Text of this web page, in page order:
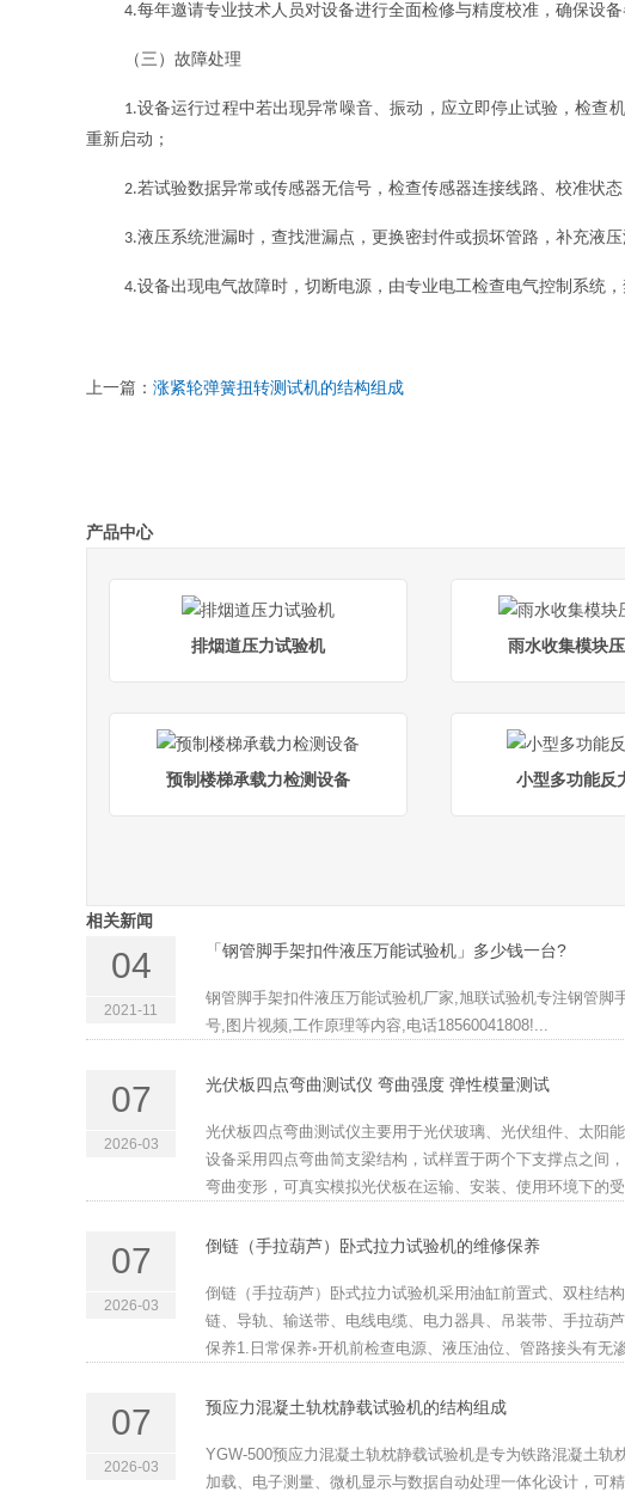
4.每年邀请专业技术人员对设备进行全面检修与精度校准，确保设
（三）故障处理
1.设备运行过程中若出现异常噪音、振动，应立即停止试验，检查
重新启动；
2.若试验数据异常或传感器无信号，检查传感器连接线路、校准状
3.液压系统泄漏时，查找泄漏点，更换密封件或损坏管路，补充液压
4.设备出现电气故障时，切断电源，由专业电工检查电气控制系统
上一篇： 涨紧轮弹簧扭转测试机的结构组成
产品中心
排烟道压力试验机 雨水收集模块
预制楼梯承载力检测设备
小型多功能反
相关新闻
04
2021-11
「钢管脚手架扣件液压万能试验机」多少钱一台?
钢管脚手架扣件液压万能试验机厂家,旭联试验机专注钢管
号,图片视频,工作原理等内容,电话18560041808!...
07
2026-03
光伏板四点弯曲测试仪 弯曲强度 弹性模量测试
光伏板四点弯曲测试仪主要用于光伏玻璃、光伏组件、太阳
设备采用四点弯曲简支梁结构，试样置于两个下支撑点之间
弯曲变形，可真实模拟光伏板在运输、安装、使用环境下的受
07
2026-03
倒链（手拉葫芦）卧式拉力试验机的维修保养
倒链（手拉葫芦）卧式拉力试验机采用油缸前置式、双柱结
链、导轨、输送带、电线电缆、电力器具、吊装带、手拉葫
保养1.日常保养◦开机前检查电源、液压油位、管路接头有无
07
2026-03
预应力混凝土轨枕静载试验机的结构组成
YGW-500预应力混凝土轨枕静载试验机是专为铁路混凝土
加载、电子测量、微机显示与数据自动处理一体化设计，可